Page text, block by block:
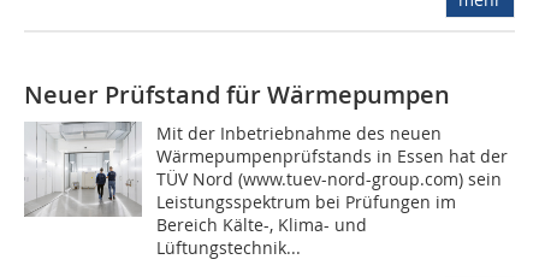
Neuer Prüfstand für Wärmepumpen
Mit der Inbetriebnahme des neuen
Wärmepumpenprüfstands in Essen hat der
TÜV Nord (www.tuev-nord-group.com) sein
Leistungsspektrum bei Prüfungen im
Bereich Kälte-, Klima- und
Lüftungstechnik...